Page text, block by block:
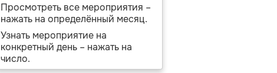
Просмотреть все мероприятия –
нажать на определённый месяц.
Узнать мероприятие на
конкретный день – нажать на
число.